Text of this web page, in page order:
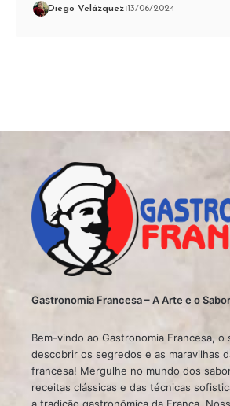
Diego Velázquez 13/06/2024
Gastronomia Francesa – A Arte e o
Bem-vindo ao Gastronomia Francesa, o
descobrir os segredos e as maravilhas
francesa! Mergulhe no mundo dos
receitas clássicas e das técnicas
a tradição gastronômica da França.